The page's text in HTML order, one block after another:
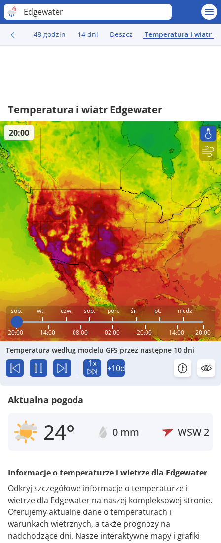
Edgewater
48 godzin 14 dni Deszcz Temperatura i wiatr
Temperatura i wiatr Edgewater
sob. wt. czw. sob. pon. śr. pt. niedz.
20:00 14:00 08:00 02:00 20:00 14:00 20:00
20:00
Temperatura według modelu GFS przez następne 10 dni
1x +10d
Aktualna pogoda
24° 0 mm WSW2
Informacje o temperaturze i wietrze dla Edgewater
Odkryj szczegółowe informacje o temperaturze i
wietrze dla Edgewater na naszej kompleksowej stronie.
Oferujemy aktualne dane o temperaturach i
warunkach wietrznych, a także prognozy na
nadchodzące dni. Nasze interaktywne mapy i grafiki